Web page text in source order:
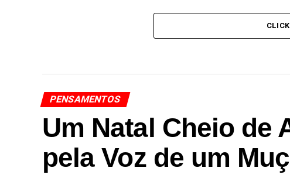
PENSAMENTOS
Um Natal Cheio de
pela Voz de um